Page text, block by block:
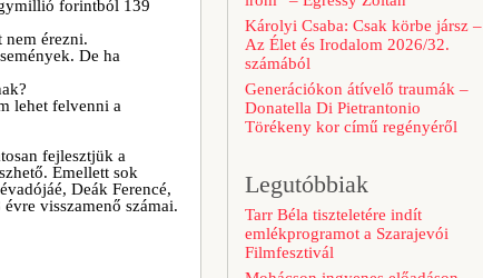
forintból 139
nem érezni.
De ha
lehet felvenni a
fejlesztjük a
Emellett sok
Deák Ferencé,
visszamenő számai.
Károlyi Csaba: Csak körbe jársz –
Az Élet és Irodalom 2026/32.
számából
Generációkon átívelő traumák –
Donatella Di Pietrantonio
Törékeny kor című regényéről
Legutóbbiak
Tarr Béla tiszteletére indít
emlékprogramot a Szarajevói
Filmfesztivál